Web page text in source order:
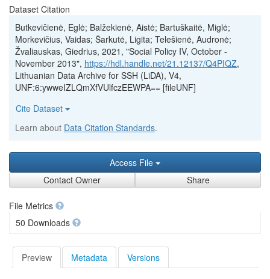
Dataset Citation
Butkevičienė, Eglė; Balžekienė, Aistė; Bartuškaitė, Miglė;
Morkevičius, Vaidas; Šarkutė, Ligita; Telešienė, Audronė;
Žvaliauskas, Giedrius, 2021, "Social Policy IV, October -
November 2013", https://hdl.handle.net/21.12137/Q4PIQZ,
Lithuanian Data Archive for SSH (LiDA), V4,
UNF:6:ywweIZLQmXfVUlfczEEWPA== [fileUNF]
Cite Dataset
Learn about Data Citation Standards.
Access File
Contact Owner
Share
File Metrics
50 Downloads
Preview Metadata Versions